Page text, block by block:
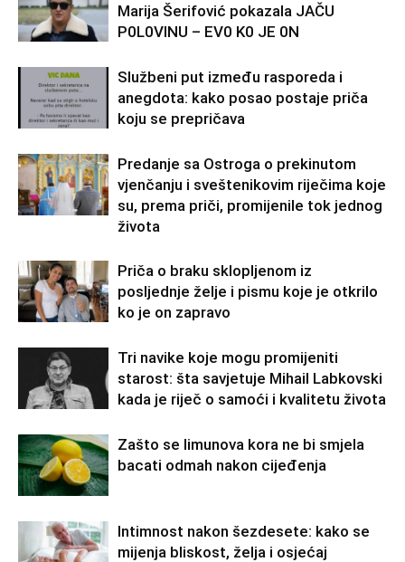
Marija Šerifović pokazala JAČU
P0L0VINU – EV0 K0 JE 0N
Službeni put između rasporeda i
anegdota: kako posao postaje priča
koju se prepričava
Predanje sa Ostroga o prekinutom
vjenčanju i sveštenikovim riječima koje
su, prema priči, promijenile tok jednog
života
Priča o braku sklopljenom iz
posljednje želje i pismu koje je otkrilo
ko je on zapravo
Tri navike koje mogu promijeniti
starost: šta savjetuje Mihail Labkovski
kada je riječ o samoći i kvalitetu života
Zašto se limunova kora ne bi smjela
bacati odmah nakon cijeđenja
Intimnost nakon šezdesete: kako se
mijenja bliskost, želja i osjećaj